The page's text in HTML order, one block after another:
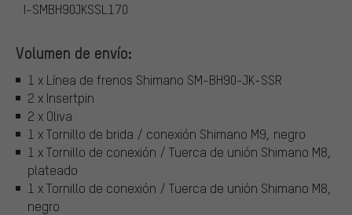
I-SMBH90JKSSL170
Volumen de envío:
1 x Línea de frenos Shimano SM-BH90-JK-SSR
2 x Insertpin
2 x Oliva
1 x Tornillo de brida / conexión Shimano M9, negro
1 x Tornillo de conexión / Tuerca de unión Shimano M8,
plateado
1 x Tornillo de conexión / Tuerca de unión Shimano M8,
negro